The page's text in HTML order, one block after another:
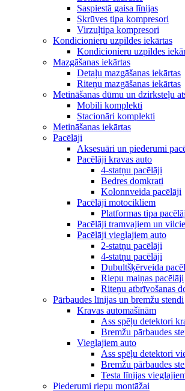
Saspiestā gaisa līnijas
Skrūves tipa kompresori
Virzuļtipa kompresori
Kondicionieru uzpildes iekārtas
Kondicionieru uzpildes
Mazgāšanas iekārtas
Detaļu mazgāšanas iekārtas
Riteņu mazgāšanas iekārtas
Metināšanas dūmu un dzirksteļu
Mobili komplekti
Stacionāri komplekti
Metināšanas iekārtas
Pacēlāji
Aksesuāri un piederumi
Pacēlāji kravas auto
4-statņu pacēlāji
Bedres domkrati
Kolonnveida pacēlāji
Pacēlāji motocikliem
Platformas tipa
Pacēlāji tramvajiem un
Pacēlāji vieglajiem auto
2-statņu pacēlāji
4-statņu pacēlāji
Dubultšķērveida
Riepu maiņas pacēlāji
Riteņu atbrīvošanas
Pārbaudes līnijas un bremžu stendi
Kravas automašīnām
Ass spēļu detektori
Bremžu pārbaudes
Vieglajiem auto
Ass spēļu detektori
Bremžu pārbaudes
Testa līnijas
Piederumi riepu montāžai